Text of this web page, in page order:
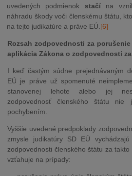
uvedených podmienok stačína
náhradu škody voči členskému štátu,
na tejto judikatúre a práve EÚ. [6]
Rozsah zodpovednosti za
aplikácia Zákona o zodpovednosti
I keď častým súdne prejednávaným
EÚ je práve už spomenuté
stanovenej lehote alebo jej
zodpovednosť členského štátu nie
pochybením.
Vyššie uvedené predpoklady
zmysle judikatúry SD EÚ
zodpovednosti členského štátu za
vzťahuje na prípady: